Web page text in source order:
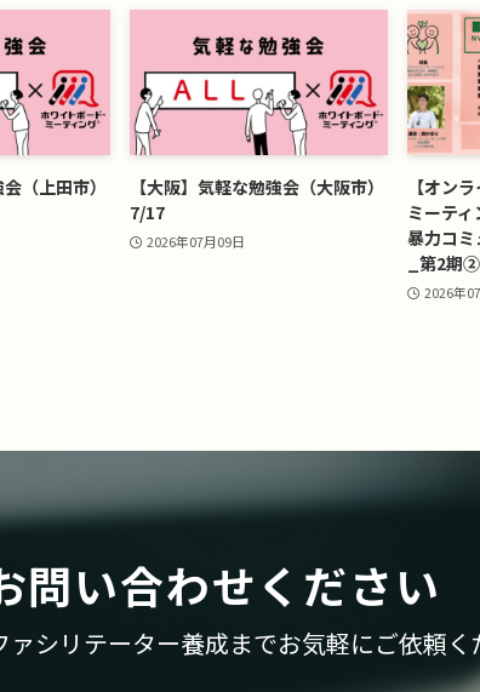
（上田市）
【大阪】気軽な勉強会（大阪市）
7/17
2026年07月09日
【オン
ミーテ
暴力コ
_第2期
2026年
問い合わせください
ァシリテーター養成までお気軽にご依頼く